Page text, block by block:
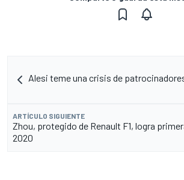
Alesi teme una crisis de
ARTÍCULO SIGUIENTE
Zhou, protegido de Renault F1, logra
2020